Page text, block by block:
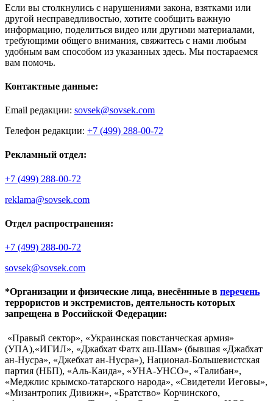
Если вы столкнулись с нарушениями закона, взятками или
другой несправедливостью, хотите сообщить важную
информацию, поделиться видео или другими материалами,
требующими общего внимания, свяжитесь с нами любым
удобным вам способом из указанных здесь. Мы постараемся
вам помочь.
Контактные данные:
Email редакции: sovsek@sovsek.com
Телефон редакции: +7 (499) 288-00-72
Рекламный отдел:
+7 (499) 288-00-72
reklama@sovsek.com
Отдел распространения:
+7 (499) 288-00-72
sovsek@sovsek.com
*Организации и физические лица, внесённные в перечень
террористов и экстремистов, деятельность которых
запрещена в Российской Федерации:
«Правый сектор», «Украинская повстанческая армия»
(УПА),«ИГИЛ», «Джабхат Фатх аш-Шам» (бывшая «Джабхат
ан-Нусра», «Джебхат ан-Нусра»), Национал-Большевистская
партия (НБП), «Аль-Каида», «УНА-УНСО», «Талибан»,
«Меджлис крымско-татарского народа», «Свидетели Иеговы»,
«Мизантропик Дивижн», «Братство» Корчинского,